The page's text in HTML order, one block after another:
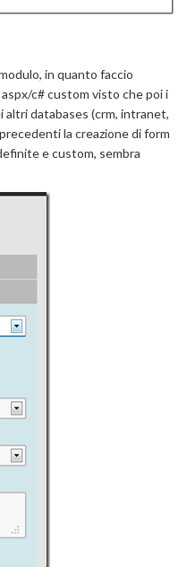
in quanto faccio
c# custom visto che poi i
databases (crm, intranet,
la creazione di form
e custom, sembra